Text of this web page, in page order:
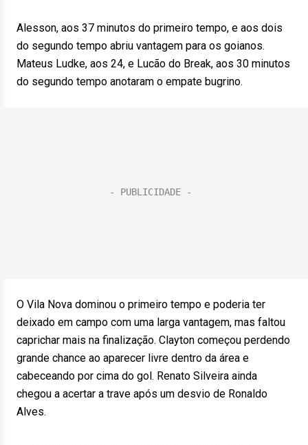
Alesson, aos 37 minutos do primeiro tempo, e aos dois
do segundo tempo abriu vantagem para os goianos.
Mateus Ludke, aos 24, e Lucão do Break, aos 30 minutos
do segundo tempo anotaram o empate bugrino.
O Vila Nova dominou o primeiro tempo e poderia ter
deixado em campo com uma larga vantagem, mas faltou
caprichar mais na finalização. Clayton começou perdendo
grande chance ao aparecer livre dentro da área e
cabeceando por cima do gol. Renato Silveira ainda
chegou a acertar a trave após um desvio de Ronaldo
Alves.